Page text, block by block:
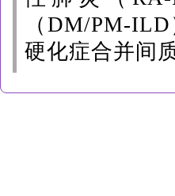
（DM/PM-
硬化症合并间